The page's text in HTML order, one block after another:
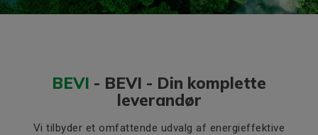
BEVI - BEVI - Din komplette
leverandør
Vi tilbyder et omfattende udvalg af energieffektive